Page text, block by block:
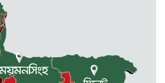
রাজধানীর তিন ক্যাম্পাসে ছাত্রদল-
ছাত্রশিবির দফায় দফায় সংঘর্ষ
সরকারের ফ্যামিলি কার্ড কার্যক্রম
বাস্তবায়নে ব্যয় ২০০০ কোটি টাকা